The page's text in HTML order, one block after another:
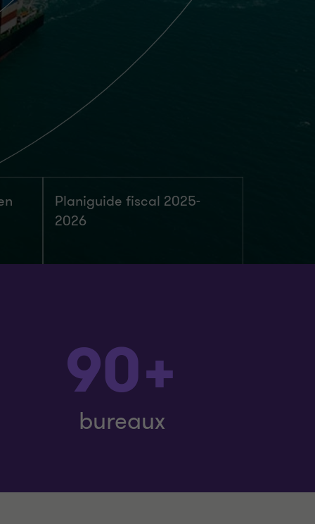
Planiguide fiscal 2025-
2026
90+
bureaux